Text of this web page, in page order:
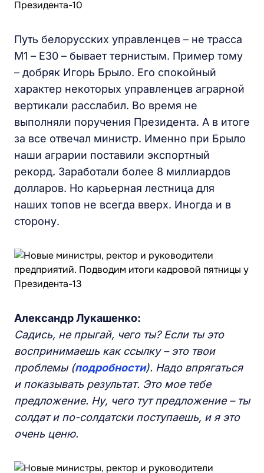
Путь белорусских управленцев – не трасса
М1 – Е30 – бывает тернистым. Пример тому
– добряк Игорь Брыло. Его спокойный
характер некоторых управленцев аграрной
вертикали расслабил. Во время не
выполняли поручения Президента. А в итоге
за все отвечал министр. Именно при Брыло
наши аграрии поставили экспортный
рекорд. Заработали более 8 миллиардов
долларов. Но карьерная лестница для
наших топов не всегда вверх. Иногда и в
сторону.
Александр Лукашенко:
Садись, не прыгай, чего ты? Если ты это
воспринимаешь как ссылку – это твои
проблемы (подробности). Надо впрягаться
и показывать результат. Это мое тебе
предложение. Ну, чего тут предложение – ты
солдат и по-солдатски поступаешь, и я это
очень ценю.